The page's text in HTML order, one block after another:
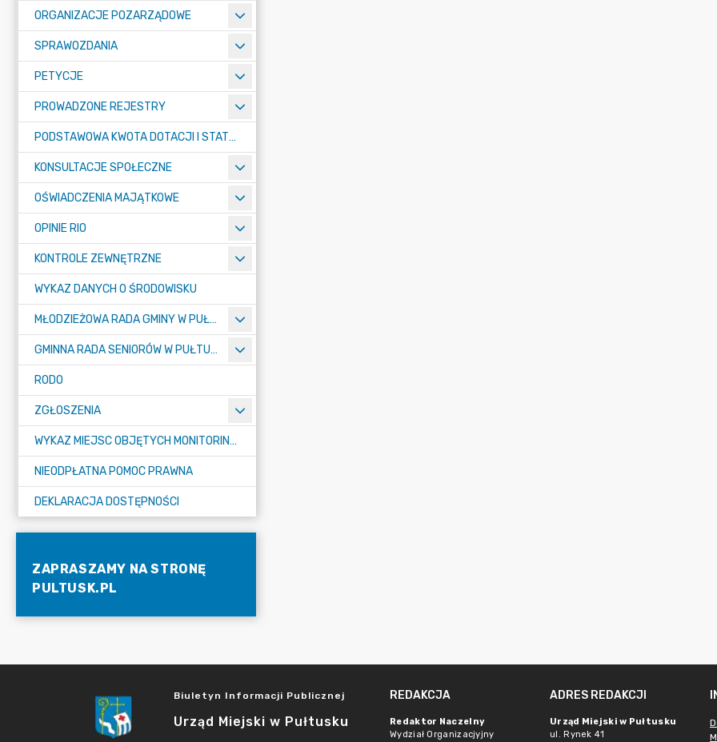
ORGANIZACJE POZARZĄDOWE
SPRAWOZDANIA
PETYCJE
PROWADZONE REJESTRY
PODSTAWOWA KWOTA DOTACJI I STATYSTYCZNA LICZBA UCZNIÓW
KONSULTACJE SPOŁECZNE
OŚWIADCZENIA MAJĄTKOWE
OPINIE RIO
KONTROLE ZEWNĘTRZNE
WYKAZ DANYCH O ŚRODOWISKU
MŁODZIEŻOWA RADA GMINY W PUŁTUSKU
GMINNA RADA SENIORÓW W PUŁTUSKU
RODO
ZGŁOSZENIA
WYKAZ MIEJSC OBJĘTYCH MONITORINGIEM
NIEODPŁATNA POMOC PRAWNA
DEKLARACJA DOSTĘPNOŚCI
ZAPRASZAMY NA STRONĘ
PULTUSK.PL
Biuletyn Informacji Publicznej
Urząd Miejski w Pułtusku
REDAKCJA
Redaktor Naczelny
Wydział Organizacjyjny
ADRES REDAKCJI
Urząd Miejski w Pułtusku
ul. Rynek 41